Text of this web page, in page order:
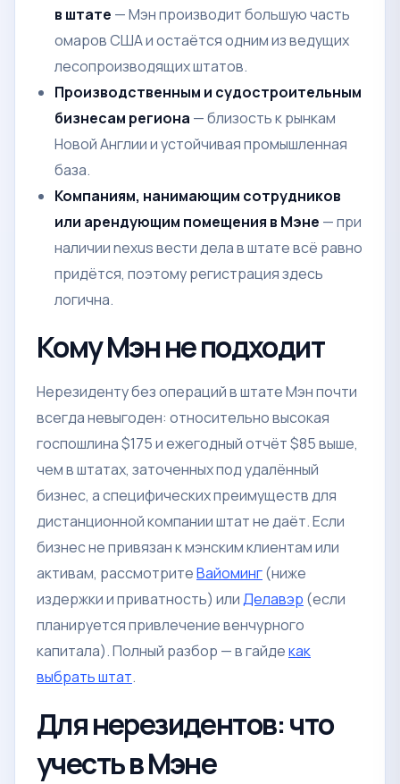
в штате — Мэн производит большую часть
омаров США и остаётся одним из ведущих
лесопроизводящих штатов.
Производственным и судостроительным
бизнесам региона — близость к рынкам
Новой Англии и устойчивая промышленная
база.
Компаниям, нанимающим сотрудников
или арендующим помещения в Мэне — при
наличии nexus вести дела в штате всё равно
придётся, поэтому регистрация здесь
логична.
Кому Мэн не подходит
Нерезиденту без операций в штате Мэн почти
всегда невыгоден: относительно высокая
госпошлина $175 и ежегодный отчёт $85 выше,
чем в штатах, заточенных под удалённый
бизнес, а специфических преимуществ для
дистанционной компании штат не даёт. Если
бизнес не привязан к мэнским клиентам или
активам, рассмотритеВайоминг(ниже
издержки и приватность) илиДелавэр (если
планируется привлечение венчурного
капитала). Полный разбор — в гайдекак
выбрать штат.
Для нерезидентов: что
учесть в Мэне